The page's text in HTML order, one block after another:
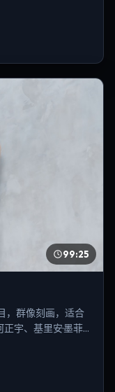
99:25
，群像刻画，适合
宇、基里安·墨菲